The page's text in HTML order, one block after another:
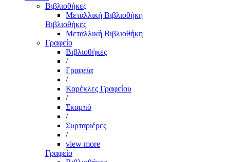
Βιβλιοθήκες
Μεταλλική Βιβλιοθήκη
Βιβλιοθήκες
Μεταλλική Βιβλιοθήκη
Γραφείο
Βιβλιοθήκες
/
Γραφεία
/
Καρέκλες Γραφείου
/
Σκαμπό
/
Συρταριέρες
/
view more
Γραφείο